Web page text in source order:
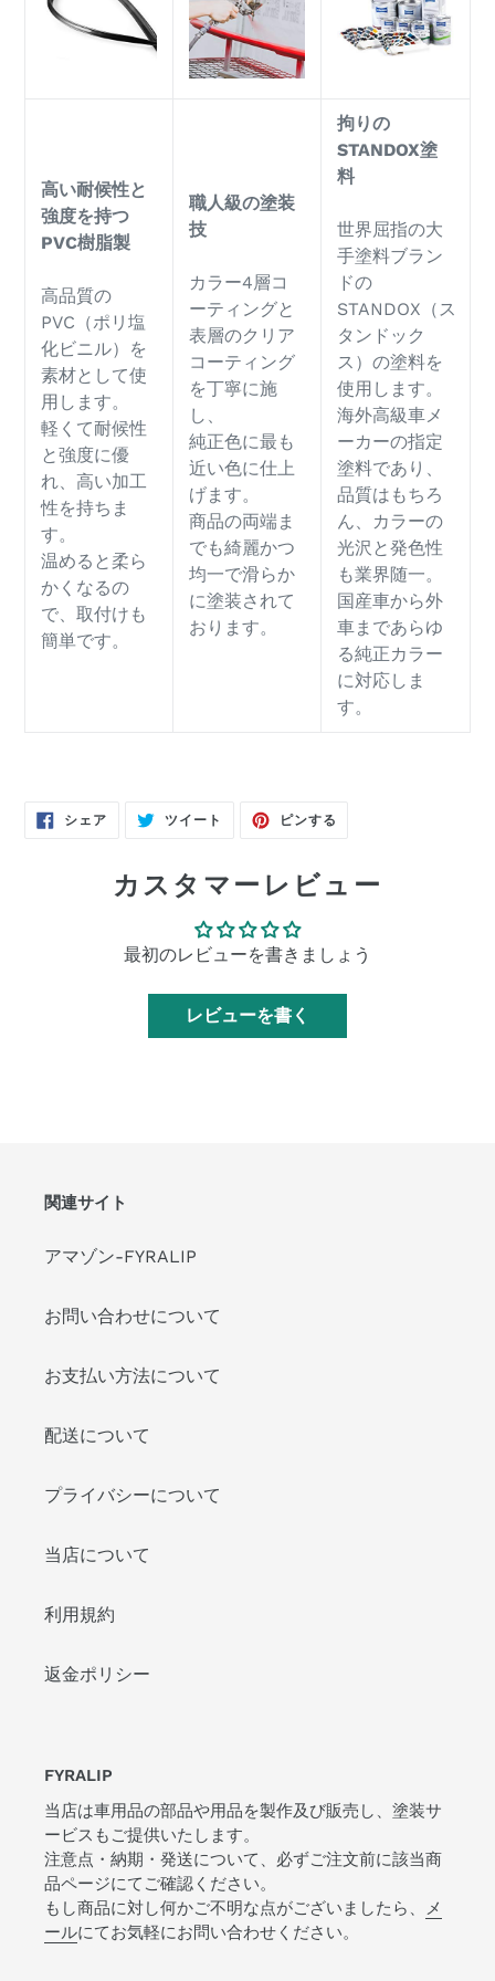
高い耐候性と
強度を持つ
PVC樹脂製
高品質の
PVC（ポリ塩
化ビニル）を
素材として使
用します。
軽くて耐候性
と強度に優
れ、高い加工
性を持ちま
す。
温めると柔ら
かくなるの
で、取付けも
簡単です。
職人級の塗装
技
カラー4層コ
ーティングと
表層のクリア
コーティング
を丁寧に施
し、
純正色に最も
近い色に仕上
げます。
商品の両端ま
でも綺麗かつ
均一で滑らか
に塗装されて
おります。
拘りの
STANDOX塗
料
世界屈指の大
手塗料ブラン
ドの
STANDOX（ス
タンドック
ス）の塗料を
使用します。
海外高級車メ
ーカーの指定
塗料であり、
品質はもちろ
ん、カラーの
光沢と発色性
も業界随一。
国産車から外
車まであらゆ
る純正カラー
に対応しま
す。
シェアFACEBOOK
す
る
ツイート
TWITTER
る
ピンする
る
カスタマーレビュー
最初のレビューを書きましょう
レビューを書く
関連サイト
アマゾン-FYRALIP
お問い合わせについて
お支払い方法について
配送について
プライバシーについて
当店について
利用規約
返金ポリシー
FYRALIP
当店は車用品の部品や用品を製作及び販売し、塗装サ
ービスもご提供いたします。
注意点・納期・発送について、必ずご注文前に該当商
品ページにてご確認ください。
もし商品に対し何かご不明な点がございましたら、
メ
ールにてお気軽にお問い合わせください。